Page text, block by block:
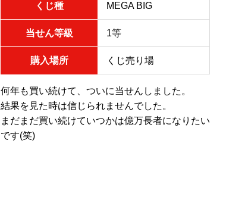
くじ種 MEGA BIG
当せん等級 1等
購入場所 くじ売り場
何年も買い続けて、ついに当せんしました。
結果を見た時は信じられませんでした。
まだまだ買い続けていつかは億万長者になりたい
です(笑)